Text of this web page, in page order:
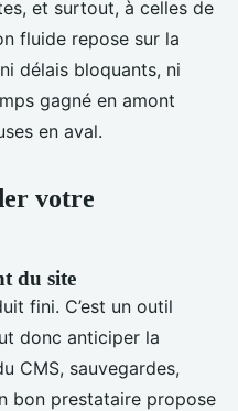
et surtout, à celles de
fluide repose sur la
délais bloquants, ni
gagné en amont
en aval.
votre
du site
fini. C’est un outil
donc anticiper la
CMS, sauvegardes,
bon prestataire propose